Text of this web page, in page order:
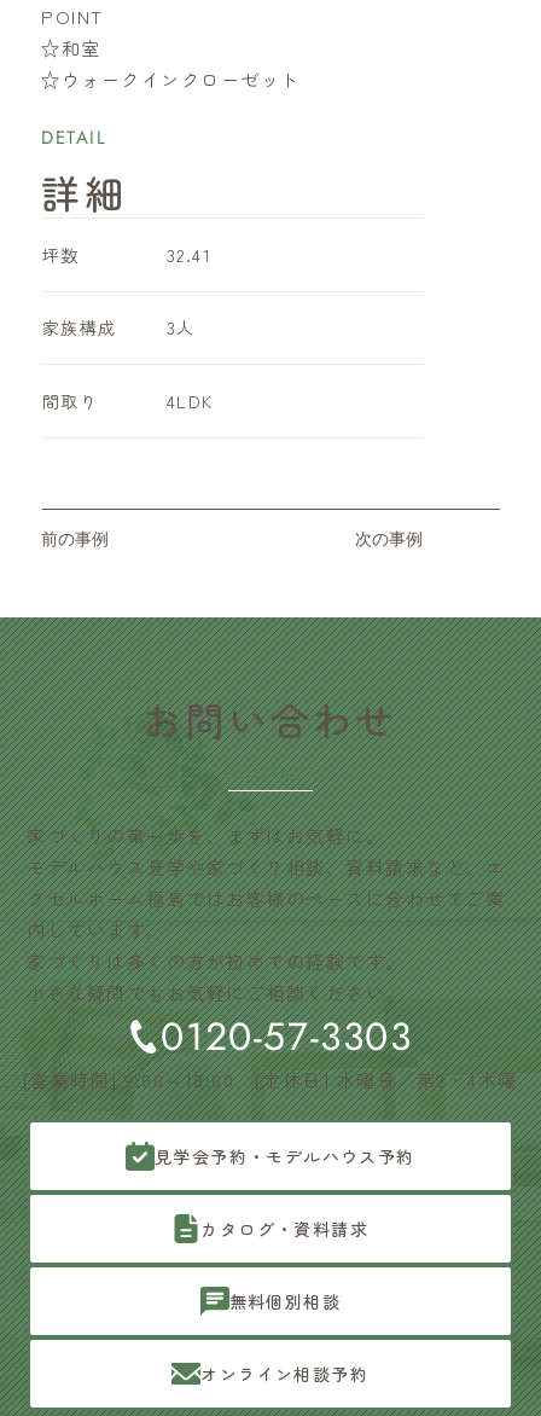
前の事例 次の事例
POINT
☆和室
☆ウォークインクローゼット
DETAIL
詳細
坪数 32.41
家族構成 3人
​間取り 4LDK
​お問い合わせ
CONTACT
家づくりの第一歩を、まずはお気軽に。
モデルハウス見学や家づくり相談、資料請求など、エ
クセルホーム福島ではお客様のペースに合わせてご案
内しています。
家づくりは多くの方が初めての経験です。
小さな疑問でもお気軽にご相談ください。
0120-57-3303
[営業時間] 9:00～18:00 [定休日] 水曜日／第2・4木曜
見学会予約・モデルハウス予約
カタログ・資料請求
無料個別相談
オンライン相談予約